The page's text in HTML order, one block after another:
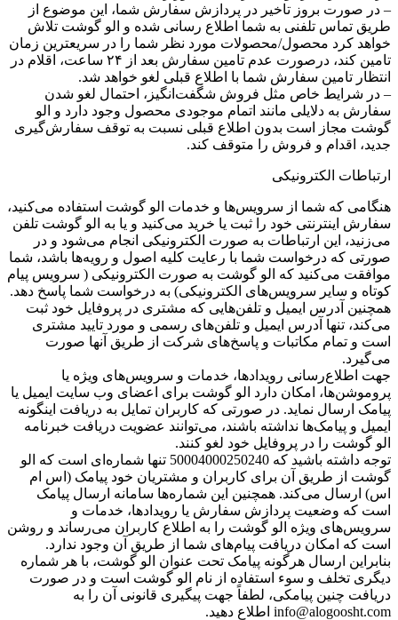
– در صورت بروز تاخیر در پردازش سفارش شما، این موضوع از
طریق تماس تلفنی به شما اطلاع رسانی شده و الو گوشت تلاش
خواهد کرد محصول/محصولات مورد نظر شما را در سریعترین زمان
تامین کند، درصورت عدم تامین سفارش بعد از ۲۴ ساعت، اقلام در
انتظار تامین سفارش شما با اطلاع قبلی لغو خواهد شد.
– در شرایط خاص مثل فروش شگفت‌انگیز، احتمال لغو شدن
سفارش به دلایلی مانند اتمام موجودی محصول وجود دارد و الو
گوشت مجاز است بدون اطلاع قبلی نسبت به توقف سفارش‌‏گیری
جدید، اقدام و فروش را متوقف کند.
ارتباطات الکترونیکی
هنگامی که شما از سرویس‌‏ها و خدمات الو گوشت استفاده می‏‌کنید،
سفارش اینترنتی خود را ثبت یا خرید می‏‌کنید و یا به الو گوشت تلفن
می‏‌زنید، این ارتباطات به صورت الکترونیکی انجام می‏‌شود و در
صورتی که درخواست شما با رعایت کلیه اصول و رویه‏‌ها باشد، شما
موافقت می‌‏کنید که الو گوشت به صورت الکترونیکی ( سرویس پیام
کوتاه و سایر سرویس‌های الکترونیکی) به درخواست شما پاسخ دهد.
همچنین آدرس ایمیل و تلفن‌هایی که مشتری در پروفایل خود ثبت
می‌کند، تنها آدرس ایمیل و تلفن‌های رسمی و مورد تایید مشتری
است و تمام مکاتبات و پاسخ‌های شرکت از طریق آنها صورت
می‌گیرد.
جهت اطلاع‌رسانی رویدادها، خدمات و سرویس‌های ویژه یا
پروموشن‌ها، امکان دارد الو گوشت برای اعضای وب سایت ایمیل یا
پیامک ارسال نماید. در صورتی که کاربران تمایل به دریافت اینگونه
ایمیل و پیامک‌ها نداشته باشند، می‌توانند عضویت دریافت خبرنامه
الو گوشت را در پروفایل خود لغو کنند.
توجه داشته باشید که 50004000250240 تنها شماره‌‌ای است که الو
گوشت از طریق آن برای کاربران و مشتریان خود پیامک (اس ام
اس) ارسال می‌کند. همچنین این شماره‌‌ها سامانه ارسال پیامک
است که وضعیت پردازش سفارش یا رویدادها، خدمات و
سرویس‌های ویژه الو گوشت را به اطلاع کاربران می‌رساند و روشن
است که امکان دریافت پیام‌های شما از طریق آن وجود ندارد.
بنابراین ارسال هرگونه پیامک تحت عنوان الو گوشت، با هر شماره
دیگری تخلف و سوء استفاده از نام الو گوشت است و در صورت
دریافت چنین پیامکی، لطفاً جهت پیگیری قانونی آن را به
info@alogoosht.com اطلاع دهید.